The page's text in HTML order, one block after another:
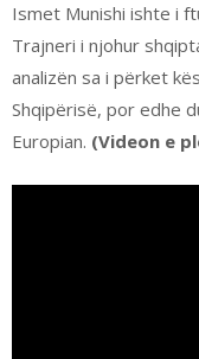
Ismet Munishi ishte i
Trajneri i njohur
analizën sa i përket
Shqipërisë, por edhe
Europian. (Videon e